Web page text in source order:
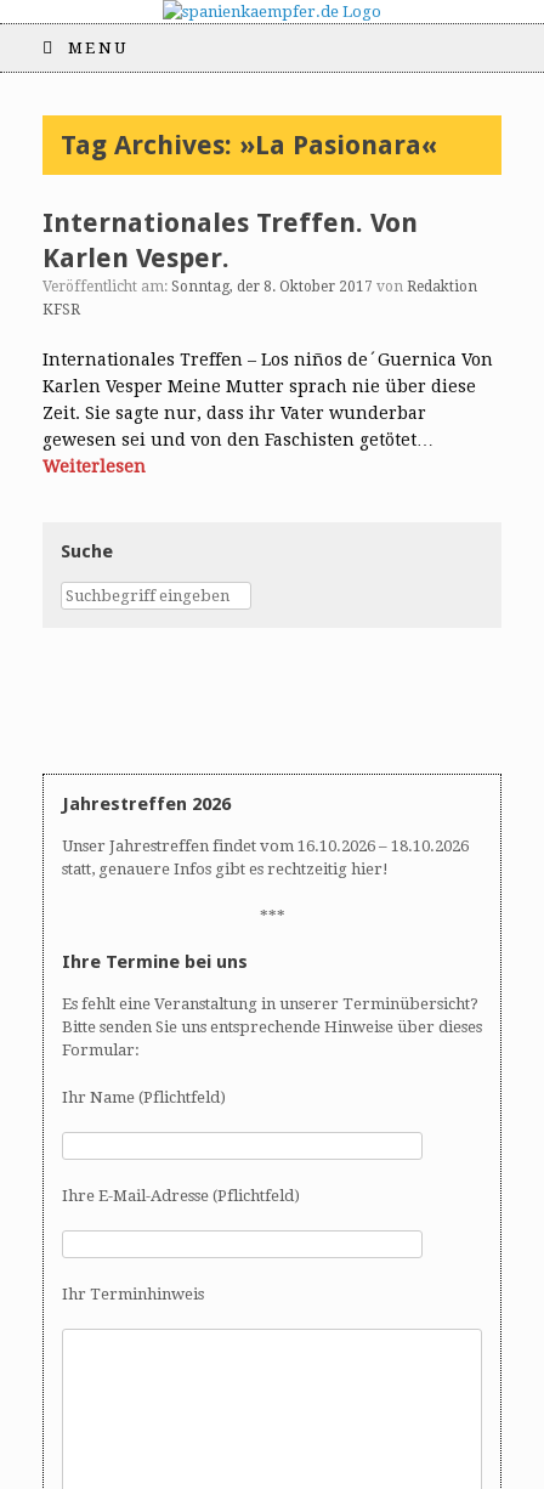
MENU
Tag Archives: »La Pasionara«
Internationales Treffen. Von
Karlen Vesper.
Veröffentlicht am: Sonntag, der 8. Oktober 2017 von Redaktion
KFSR
Internationales Treffen – Los niños de´Guernica Von
Karlen Vesper Meine Mutter sprach nie über diese
Zeit. Sie sagte nur, dass ihr Vater wunderbar
gewesen sei und von den Faschisten getötet…
Weiterlesen
Suche
Jahrestreffen 2026
Unser Jahrestreffen findet vom 16.10.2026 – 18.10.2026
statt, genauere Infos gibt es rechtzeitig hier!
***
Ihre Termine bei uns
Es fehlt eine Veranstaltung in unserer Terminübersicht?
Bitte senden Sie uns entsprechende Hinweise über dieses
Formular:
Ihr Name (Pflichtfeld)
Ihre E-Mail-Adresse (Pflichtfeld)
Ihr Terminhinweis